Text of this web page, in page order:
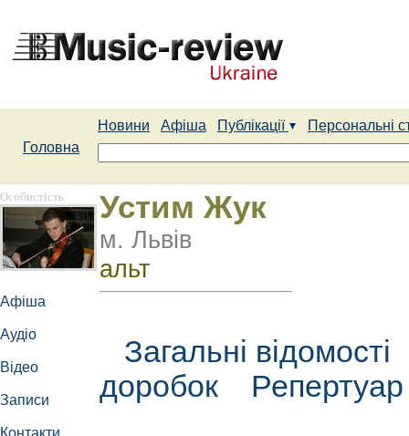
Новини Афіша Публікації
Персональні
Головна
Особистість
Афіша
Аудіо
Відео
Записи
Контакти
Устим Жук
м. Львів
альт
Загальні відомості
доробок